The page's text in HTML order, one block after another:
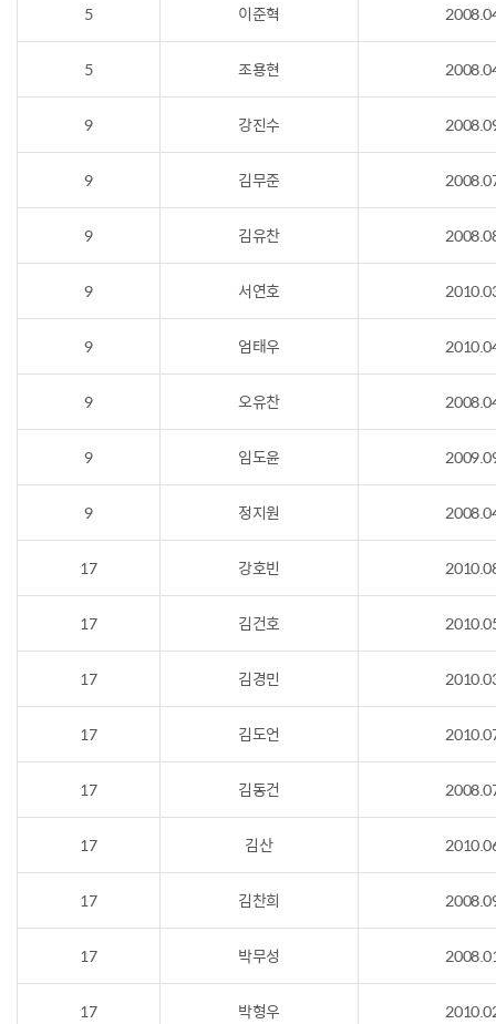
5 이준혁
5 조용현
9 강진수
9 김무준
9 김유찬
9 서연호
9 엄태우
9 오유찬
9 임도윤
9 정지원
17 강호빈
17 김건호
17 김경민
17 김도언
17 김동건
17 김산
17 김찬희
17 박무성
17 박형우